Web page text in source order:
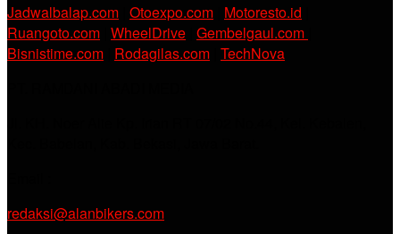
Jadwalbalap.com Otoexpo.com Motoresto.id
Ruangoto.com WheelDrive Gembelgaul.com
Bisnistime.com Rodagilas.com TechNova
redaksi@alanbikers.com